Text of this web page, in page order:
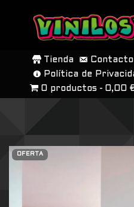
SALTAR
CONTENIDO
Tienda Contacto
Política de
0 productos
0,00
OFERTA